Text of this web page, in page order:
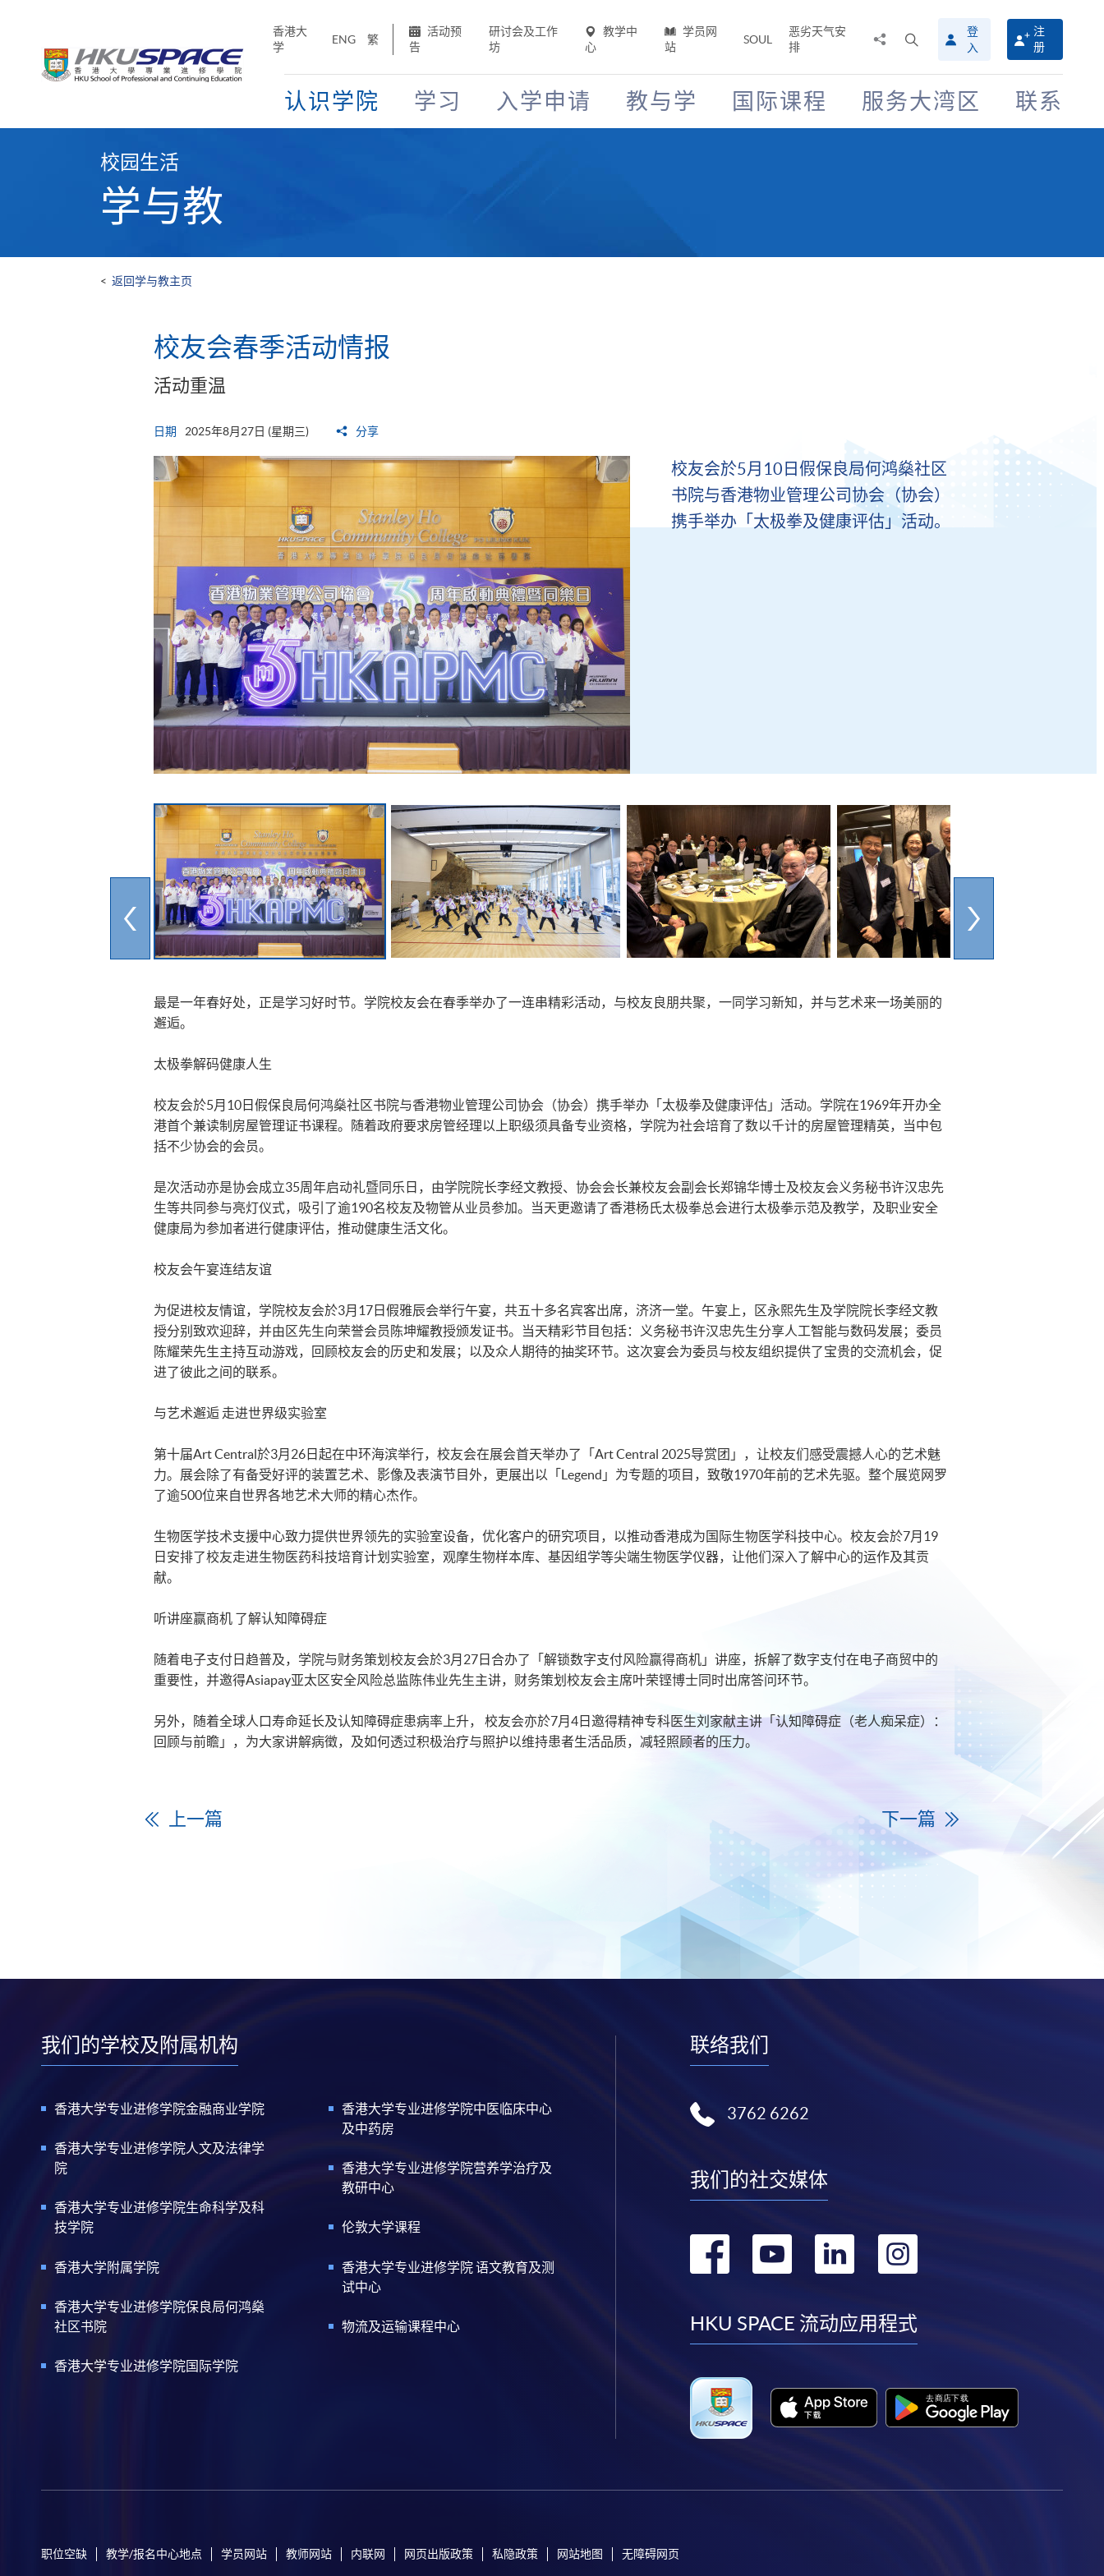
香港大
学
ENG 繁
活动预
告
研讨会及工作
坊
教学中
心
学员网
站
SOUL
恶劣天气安
排
搜
寻
介
面
登
入
注
册
认识学院 学习 入学申请 教与学 国际课程 服务大湾区 联系
校园生活
学与教
< 返回学与教主页
校友会春季活动情报
活动重温
日期 2025年8月27日 (星期三) 分享
校友会於5月10日假保良局何鸿燊社区
书院与香港物业管理公司协会（协会）
携手举办「太极拳及健康评估」活动。
最是一年春好处，正是学习好时节。学院校友会在春季举办了一连串精彩活动，与校友良朋共聚，一同学习新知，并与艺术来一场美丽的
邂逅。
太极拳解码健康人生
校友会於5月10日假保良局何鸿燊社区书院与香港物业管理公司协会（协会）携手举办「太极拳及健康评估」活动。学院在1969年开办全
港首个兼读制房屋管理证书课程。随着政府要求房管经理以上职级须具备专业资格，学院为社会培育了数以千计的房屋管理精英，当中包
括不少协会的会员。
是次活动亦是协会成立35周年启动礼暨同乐日，由学院院长李经文教授、协会会长兼校友会副会长郑锦华博士及校友会义务秘书许汉忠先
生等共同参与亮灯仪式，吸引了逾190名校友及物管从业员参加。当天更邀请了香港杨氏太极拳总会进行太极拳示范及教学，及职业安全
健康局为参加者进行健康评估，推动健康生活文化。
校友会午宴连结友谊
为促进校友情谊，学院校友会於3月17日假雅辰会举行午宴，共五十多名宾客出席，济济一堂。午宴上，区永熙先生及学院院长李经文教
授分别致欢迎辞，并由区先生向荣誉会员陈坤耀教授颁发证书。当天精彩节目包括：义务秘书许汉忠先生分享人工智能与数码发展；委员
陈耀荣先生主持互动游戏，回顾校友会的历史和发展；以及众人期待的抽奖环节。这次宴会为委员与校友组织提供了宝贵的交流机会，促
进了彼此之间的联系。
与艺术邂逅 走进世界级实验室
第十届Art Central於3月26日起在中环海滨举行，校友会在展会首天举办了「Art Central 2025导赏团」，让校友们感受震撼人心的艺术魅
力。展会除了有备受好评的装置艺术、影像及表演节目外，更展出以「Legend」为专题的项目，致敬1970年前的艺术先驱。整个展览网罗
了逾500位来自世界各地艺术大师的精心杰作。
生物医学技术支援中心致力提供世界领先的实验室设备，优化客户的研究项目，以推动香港成为国际生物医学科技中心。校友会於7月19
日安排了校友走进生物医药科技培育计划实验室，观摩生物样本库、基因组学等尖端生物医学仪器，让他们深入了解中心的运作及其贡
献。
听讲座赢商机 了解认知障碍症
随着电子支付日趋普及，学院与财务策划校友会於3月27日合办了「解锁数字支付风险赢得商机」讲座，拆解了数字支付在电子商贸中的
重要性，并邀得Asiapay亚太区安全风险总监陈伟业先生主讲，财务策划校友会主席叶荣铿博士同时出席答问环节。
另外，随着全球人口寿命延长及认知障碍症患病率上升， 校友会亦於7月4日邀得精神专科医生刘家献主讲「认知障碍症（老人痴呆症）：
回顾与前瞻」，为大家讲解病徵，及如何透过积极治疗与照护以维持患者生活品质，减轻照顾者的压力。
上一篇 下一篇
我们的学校及附属机构
香港大学专业进修学院金融商业学院
香港大学专业进修学院人文及法律学
院
香港大学专业进修学院生命科学及科
技学院
香港大学附属学院
香港大学专业进修学院保良局何鸿燊
社区书院
香港大学专业进修学院国际学院
香港大学专业进修学院中医临床中心
及中药房
香港大学专业进修学院营养学治疗及
教研中心
伦敦大学课程
香港大学专业进修学院 语文教育及测
试中心
物流及运输课程中心
联络我们
3762 6262
我们的社交媒体
转
facebook
转
youtube
转
linkedin
转
instagram
HKU SPACE 流动应用程式
职位空缺 教学/报名中心地点 学员网站 教师网站 内联网 网页出版政策 私隐政策 网站地图 无障碍网页